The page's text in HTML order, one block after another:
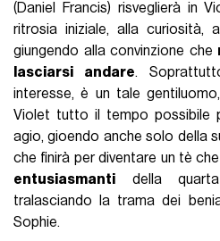
(Daniel Francis) risveglierà in
ritrosia iniziale, alla curiosità,
giungendo alla convinzione che
lasciarsi andare.
interesse, è un tale
Violet tutto il tempo possibile
agio, gioendo anche solo della
che finirà per diventare un tè
entusiasmanti della
tralasciando la trama dei
Sophie.